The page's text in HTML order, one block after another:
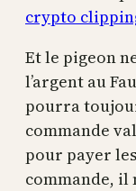
crypto
Et le pigeon
l’argent au
pourra
commande
pour payer
commande, il